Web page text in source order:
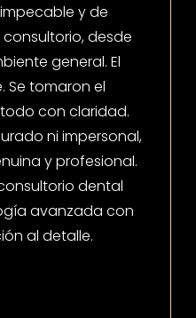
y de
desde
general. El
Se tomaron el
con claridad.
ni impersonal,
y profesional.
dental
avanzada con
al detalle.